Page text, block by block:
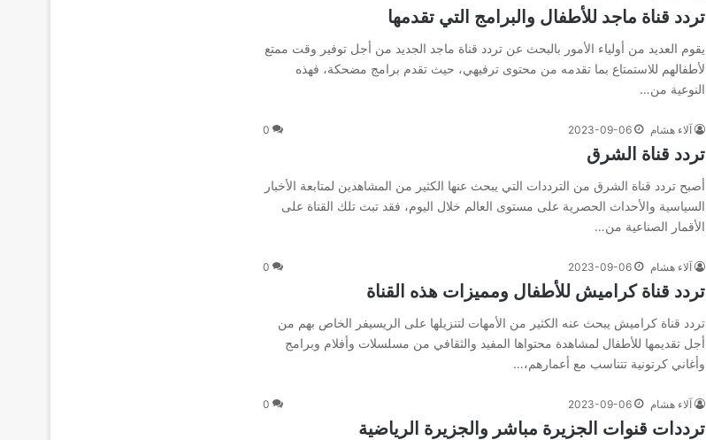
تردد قناة ماجد للأطفال والبرامج التي تقدمها
يقوم العديد من أولياء الأمور بالبحث عن تردد قناة ماجد الجديد من أجل توفير وقت ممتع
لأطفالهم للاستمتاع بما تقدمه من محتوى ترفيهي، حيث تقدم برامج مضحكة، فهذه
النوعية من…
آلاء هشام 2023-09-06
0
تردد قناة الشرق
أصبح تردد قناة الشرق من الترددات التي يبحث عنها الكثير من المشاهدين لمتابعة الأخبار
السياسية والأحداث الحصرية على مستوى العالم خلال اليوم، فقد تبث تلك القناة على
الأقمار الصناعية من…
آلاء هشام 2023-09-06
0
تردد قناة كرامیش للأطفال ومميزات هذه القناة
تردد قناة كرامیش يبحث عنه الكثير من الأمهات لتنزيلها على الريسيفر الخاص بهم من
أجل تقديمها للأطفال لمشاهدة محتواها المفيد والثقافي من مسلسلات وأفلام وبرامج
وأغاني كرتونية تتناسب مع أعمارهم،…
آلاء هشام 2023-09-06
0
ترددات قنوات الجزیرة مباشر والجزيرة الرياضية